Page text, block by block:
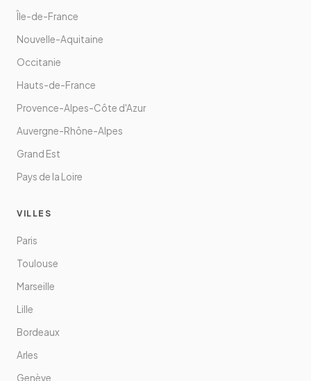
Île-de-France
Nouvelle-Aquitaine
Occitanie
Hauts-de-France
Provence-Alpes-Côte d'Azur
Auvergne-Rhône-Alpes
Grand Est
Pays de la Loire
VILLES
Paris
Toulouse
Marseille
Lille
Bordeaux
Arles
Genève